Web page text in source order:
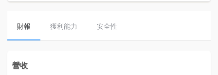
財報 獲利能力 安全性
營收